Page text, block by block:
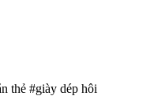
thẻ #giày dép hôi